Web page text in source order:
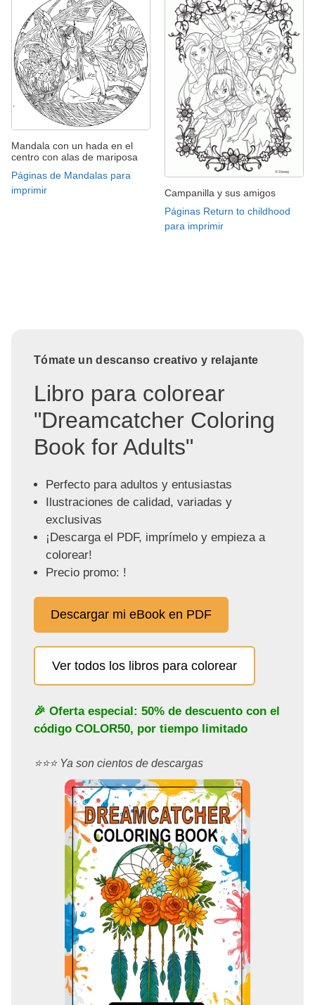
Mandala con un hada en el
centro con alas de mariposa
Páginas de Mandalas para
imprimir
Campanilla y sus amigos
Páginas Return to childhood
para imprimir
Tómate un descanso creativo y relajante
Libro para colorear
"Dreamcatcher Coloring
Book for Adults"
Perfecto para adultos y entusiastas
Ilustraciones de calidad, variadas y
exclusivas
¡Descarga el PDF, imprímelo y empieza a
colorear!
Precio promo: !
Descargar mi eBook en PDF
Ver todos los libros para colorear
🎉 Oferta especial: 50% de descuento con el
código COLOR50, por tiempo limitado
⭐️⭐️⭐️ Ya son cientos de descargas